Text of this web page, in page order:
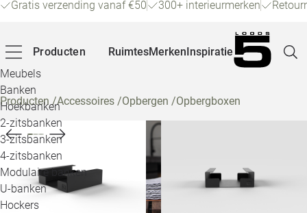
Gratis verzending vanaf €50 300+ interieurmerken
Producten
Meubels
Banken
Hoekbanken
2-zitsbanken
3-zitsbanken
4-zitsbanken
Modulaire banken
U-banken
Hockers
RuimtesMerkenInspiratie
Producten/Accessoires /Opbergen /Opbergboxen